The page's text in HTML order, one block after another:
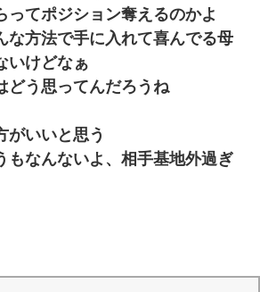
ってポジション奪えるのかよ
な方法で手に入れて喜んでる母
いけどなぁ
どう思ってんだろうね
がいいと思う
もなんないよ、相手基地外過ぎ